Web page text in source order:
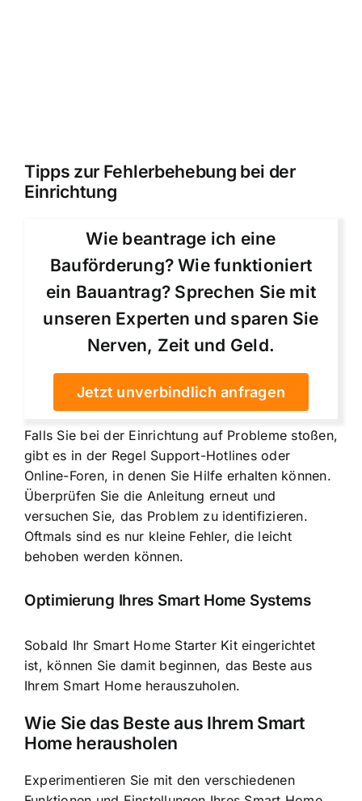
Tipps zur Fehlerbehebung bei der
Einrichtung
Wie beantrage ich eine
Bauförderung? Wie funktioniert
ein Bauantrag? Sprechen Sie mit
unseren Experten und sparen Sie
Nerven, Zeit und Geld.
Jetzt unverbindlich anfragen
Falls Sie bei der Einrichtung auf Probleme stoßen,
gibt es in der Regel Support-Hotlines oder
Online-Foren, in denen Sie Hilfe erhalten können.
Überprüfen Sie die Anleitung erneut und
versuchen Sie, das Problem zu identifizieren.
Oftmals sind es nur kleine Fehler, die leicht
behoben werden können.
Optimierung Ihres Smart Home Systems
Sobald Ihr Smart Home Starter Kit eingerichtet
ist, können Sie damit beginnen, das Beste aus
Ihrem Smart Home herauszuholen.
Wie Sie das Beste aus Ihrem Smart
Home herausholen
Experimentieren Sie mit den verschiedenen